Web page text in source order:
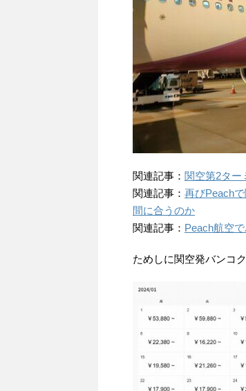
関連記事： 関空第2ター
関連記事： 再びPeach
間に合うのか
関連記事： Peach航空
ためしに関空発バンコ